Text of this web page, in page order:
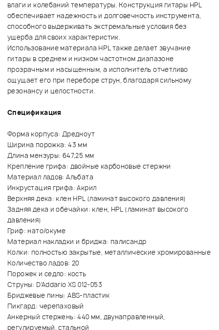
влаги и колебаний температуры. Конструкция гитары HPL
обеспечивает надежность и долговечность инструмента,
способного выдерживать экстремальные условия без
ущерба для своих характеристик.
Использование материала HPL также делает звучание
гитары в среднем и низком частотном диапазоне
прозрачным и насыщенным, а исполнитель отчетливо
ощущает его при переборе струн, благодаря сильному
резонансу и целостности.
Спецификация
Форма корпуса: Дредноут
Ширина порожка: 43 мм
Длина мензуры: 647,25 мм
Крепление грифа: двойные карбоновые стержни
Материал ладов: Альбата
Инкрустация грифа: Акрил
Верхняя дека: клен HPL (ламинат высокого давления)
Задняя дека и обечайки: клен, HPL (ламинат высокого
давления)
Гриф: нато/окуме
Материал накладки и бриджа: палисандр
Колки: полностью закрытые, металлические хромированные
Количество ладов: 20
Порожек и седло: кость
Струны: D'Addario XS 012-053
Бриджевые пины: ABS-пластик
Пикгард: черепаховый
Анкерный стержень: 440 мм, двунаправленный,
регулируемый, стальной